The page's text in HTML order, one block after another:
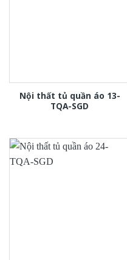
Nội thất tủ quần áo 13-
TQA-SGD